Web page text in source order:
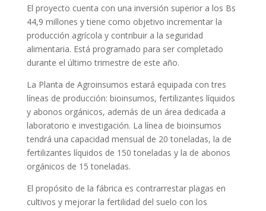
El proyecto cuenta con una inversión superior a los Bs
44,9 millones y tiene como objetivo incrementar la
producción agrícola y contribuir a la seguridad
alimentaria. Está programado para ser completado
durante el último trimestre de este año.
La Planta de Agroinsumos estará equipada con tres
líneas de producción: bioinsumos, fertilizantes líquidos
y abonos orgánicos, además de un área dedicada a
laboratorio e investigación. La línea de bioinsumos
tendrá una capacidad mensual de 20 toneladas, la de
fertilizantes líquidos de 150 toneladas y la de abonos
orgánicos de 15 toneladas.
El propósito de la fábrica es contrarrestar plagas en
cultivos y mejorar la fertilidad del suelo con los